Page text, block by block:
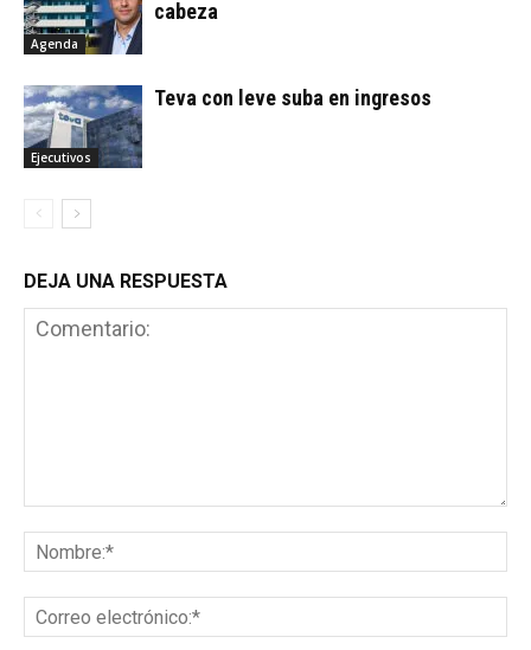
Agenda
cabeza
Ejecutivos
Teva con leve suba en ingresos
DEJA UNA RESPUESTA